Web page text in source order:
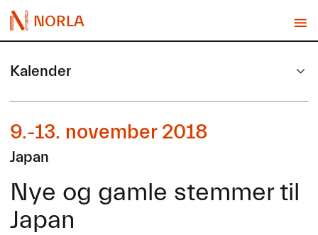
NORLA
Kalender
9.-13. november 2018
Japan
Nye og gamle stemmer til
Japan